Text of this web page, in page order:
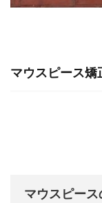
マウスピース矯
マウスピー